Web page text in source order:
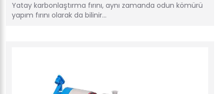
Yatay karbonlaştırma fırını, aynı zamanda odun kömürü
yapım fırını olarak da bilinir…